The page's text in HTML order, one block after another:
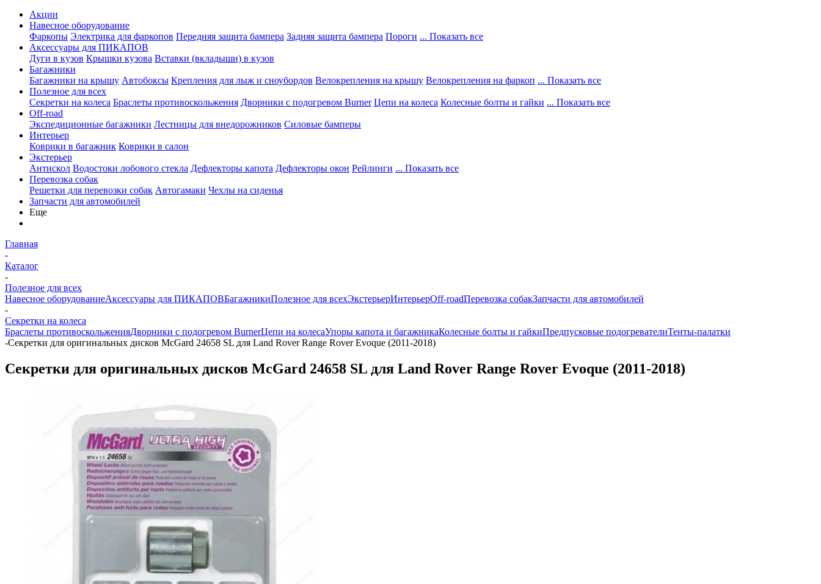
Акции
Навесное оборудование
Фаркопы Электрика для фаркопов Передняя защита бампера Задняя защита бампера Пороги ... Показать все
Аксессуары для ПИКАПОВ
Дуги в кузов Крышки кузова Вставки (вкладыши) в кузов
Багажники
Багажники на крышу Автобоксы Крепления для лыж и сноубордов Велокрепления на крышу Велокрепления на фаркоп ... Показать все
Полезное для всех
Секретки на колеса Браслеты противоскольжения Дворники с подогревом Burner Цепи на колеса Колесные болты и гайки ... Показать все
Off-road
Экспедиционные багажники Лестницы для внедорожников Силовые бамперы
Интерьер
Коврики в багажник Коврики в салон
Экстерьер
Антискол Водостоки лобового стекла Дефлекторы капота Дефлекторы окон Рейлинги ... Показать все
Перевозка собак
Решетки для перевозки собак Автогамаки Чехлы на сиденья
Запчасти для автомобилей
Еще
Главная
-
Каталог
-
Полезное для всех
Навесное оборудованиеАксессуары для ПИКАПОВБагажникиПолезное для всехЭкстерьерИнтерьерOff-roadПеревозка собакЗапчасти для автомобилей
-
Секретки на колеса
Браслеты противоскольженияДворники с подогревом BurnerЦепи на колесаУпоры капота и багажникаКолесные болты и гайкиПредпусковые подогревателиТенты-палатки
-Секретки для оригинальных дисков McGard 24658 SL для Land Rover Range Rover Evoque (2011-2018)
Секретки для оригинальных дисков McGard 24658 SL для Land Rover Range Rover Evoque (2011-2018)